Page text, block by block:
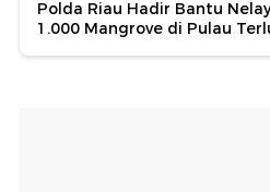
Polda Riau Hadir Bantu
1.000 Mangrove di Pulau